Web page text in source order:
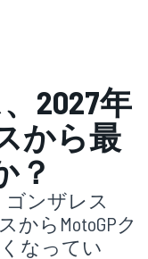
2027年
から最
？
ゴンザレス
からMotoGPク
なってい